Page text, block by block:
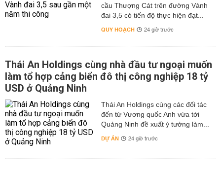
cầu Thượng Cát trên đường Vành
đai 3,5 có tiến độ thực hiện đạt...
QUY HOẠCH 24 giờ trước
Thái An Holdings cùng nhà đầu tư ngoại muốn
làm tổ hợp cảng biển đô thị công nghiệp 18 tỷ
USD ở Quảng Ninh
Thái An Holdings cùng các đối tác
đến từ Vương quốc Anh vừa tới
Quảng Ninh đề xuất ý tưởng làm...
DỰ ÁN 24 giờ trước